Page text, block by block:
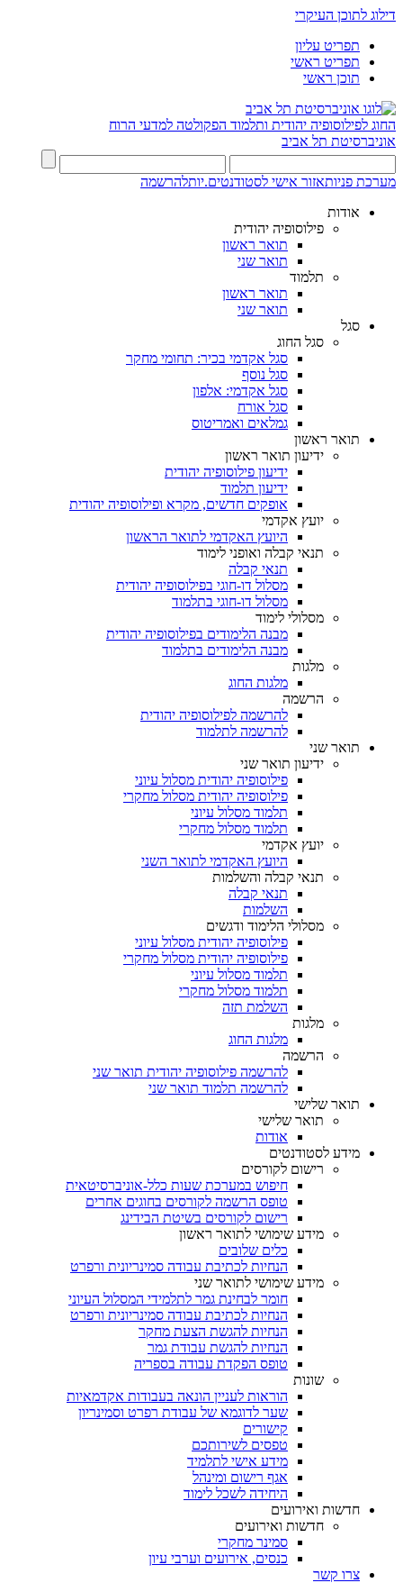
דילוג לתוכן העיקרי
תפריט עליון
תפריט ראשי
תוכן ראשי
החוג לפילוסופיה יהודית ותלמוד הפקולטה למדעי הרוח
אוניברסיטת תל אביב
מערכת פניותאזור אישי לסטודנטים.יותלהרשמה
אודות
פילוסופיה יהודית
תואר ראשון
תואר שני
תלמוד
תואר ראשון
תואר שני
סגל
סגל החוג
סגל אקדמי בכיר: תחומי מחקר
סגל נוסף
סגל אקדמי: אלפון
סגל אורח
גמלאים ואמריטוס
תואר ראשון
ידיעון תואר ראשון
ידיעון פילוסופיה יהודית
ידיעון תלמוד
אופקים חדשים, מקרא ופילוסופיה יהודית
יועץ אקדמי
היועץ האקדמי לתואר הראשון
תנאי קבלה ואופני לימוד
תנאי קבלה
מסלול דו-חוגי בפילוסופיה יהודית
מסלול דו-חוגי בתלמוד
מסלולי לימוד
מבנה הלימודים בפילוסופיה יהודית
מבנה הלימודים בתלמוד
מלגות
מלגות החוג
הרשמה
להרשמה לפילוסופיה יהודית
להרשמה לתלמוד
תואר שני
ידיעון תואר שני
פילוסופיה יהודית מסלול עיוני
פילוסופיה יהודית מסלול מחקרי
תלמוד מסלול עיוני
תלמוד מסלול מחקרי
יועץ אקדמי
היועץ האקדמי לתואר השני
תנאי קבלה והשלמות
תנאי קבלה
השלמות
מסלולי הלימוד ודגשים
פילוסופיה יהודית מסלול עיוני
פילוסופיה יהודית מסלול מחקרי
תלמוד מסלול עיוני
תלמוד מסלול מחקרי
השלמת תזה
מלגות
מלגות החוג
הרשמה
להרשמה פילוסופיה יהודית תואר שני
להרשמה תלמוד תואר שני
תואר שלישי
תואר שלישי
אודות
מידע לסטודנטים
רישום לקורסים
חיפוש במערכת שעות כלל-אוניברסיטאית
טופס הרשמה לקורסים בחוגים אחרים
רישום לקורסים בשיטת הבידינג
מידע שימושי לתואר ראשון
כלים שלובים
הנחיות לכתיבת עבודה סמינריונית ורפרט
מידע שימושי לתואר שני
חומר לבחינת גמר לתלמידי המסלול העיוני
הנחיות לכתיבת עבודה סמינריונית ורפרט
הנחיות להגשת הצעת מחקר
הנחיות להגשת עבודת גמר
טופס הפקדת עבודה בספריה
שונות
הוראות לעניין הונאה בעבודות אקדמאיות
שער לדוגמא של עבודת רפרט וסמינריון
קישורים
טפסים לשירותכם
מידע אישי לתלמיד
אגף רישום ומינהל
היחידה לשכל לימוד
חדשות ואירועים
חדשות ואירועים
סמינר מחקרי
כנסים, אירועים וערבי עיון
צרו קשר